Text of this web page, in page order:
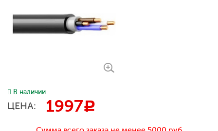
В наличии
ЦЕНА: 1997c